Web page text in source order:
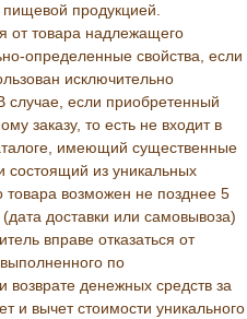
пищевой продукцией.
от товара надлежащего
определенные свойства, если
исключительно
если приобретенный
заказу, то есть не входит в
имеющий существенные
состоящий из уникальных
товара возможен не позднее 5
доставки или самовывоза)
вправе отказаться от
по
возврате денежных средств за
и вычет стоимости уникального